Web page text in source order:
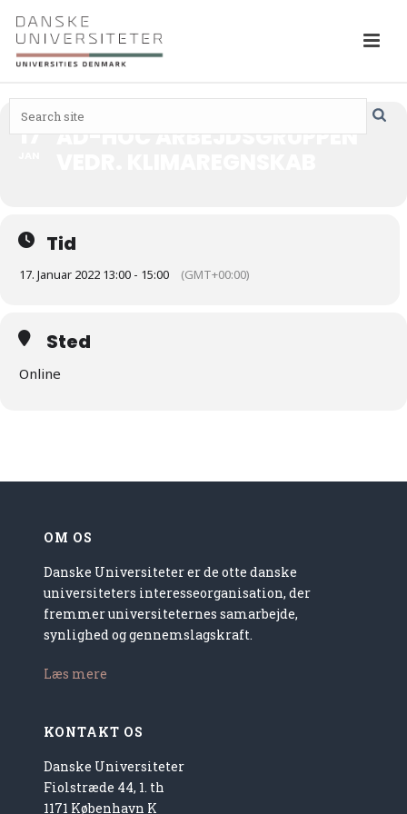
17 AD-HOC ARBEJDSGRUPPEN
Tid
17. Januar 2022 13:00 - 15:00 (GMT+00:00)
Sted
Online
OM OS
Danske Universiteter er de otte danske
universiteters interesseorganisation, der
fremmer universiteternes samarbejde,
synlighed og gennemslagskraft.
Læs mere
KONTAKT OS
Danske Universiteter
Fiolstræde 44, 1. th
1171 København K